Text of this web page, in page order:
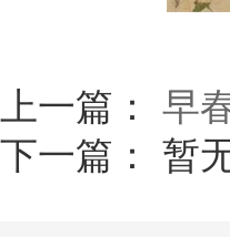
上一篇： 早
下一篇： 暂